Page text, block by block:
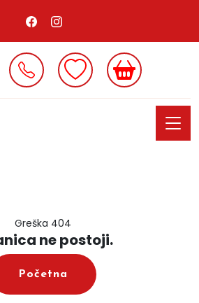
Greška 404
ne postoji.
Početna